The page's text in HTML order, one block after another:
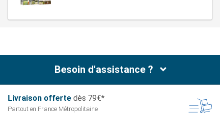
Besoin d'assistance ?
Livraison offerte dès 79€*
Partout en France Métropolitaine